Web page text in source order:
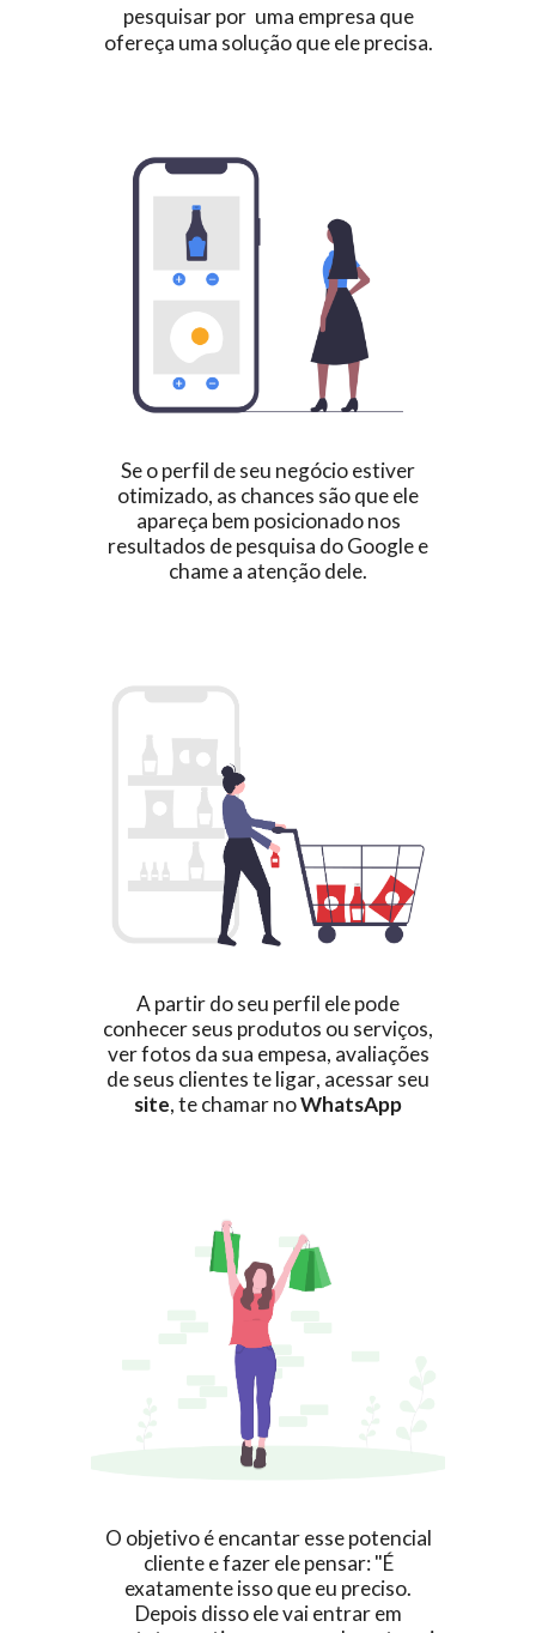
pesquisar por uma empresa que
ofereça uma solução que ele precisa.
Se o perfil de seu negócio estiver
otimizado, as chances são que ele
apareça bem posicionado nos
resultados de pesquisa do Google e
chame a atenção dele.
A partir do seu perfil ele pode
conhecer seus produtos ou serviços,
ver fotos da sua empesa, avaliações
de seus clienteste ligar, acessar seu
site, te chamar noWhatsApp
O objetivo é encantar esse potencial
cliente e fazer ele pensar: "É
exatamente isso que eu preciso.
Depois disso ele vai entrar em